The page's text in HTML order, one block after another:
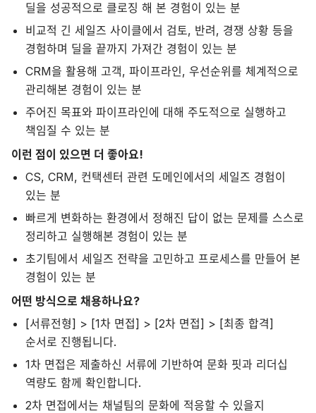
딜을 성공적으로 클로징 해 본 경험이 있는 분
비교적 긴 세일즈 사이클에서 검토, 반려, 경쟁 상황 등을
경험하며 딜을 끝까지 가져간 경험이 있는 분
CRM을 활용해 고객, 파이프라인, 우선순위를 체계적으로
관리해본 경험이 있는 분
주어진 목표와 파이프라인에 대해 주도적으로 실행하고
책임질 수 있는 분
이런 점이 있으면 더 좋아요!
CS, CRM, 컨택센터 관련 도메인에서의 세일즈 경험이
있는 분
빠르게 변화하는 환경에서 정해진 답이 없는 문제를 스스로
정리하고 실행해본 경험이 있는 분
초기팀에서 세일즈 전략을 고민하고 프로세스를 만들어 본
경험이 있는 분
어떤 방식으로 채용하나요?
[서류전형] > [1차 면접] > [2차 면접] > [최종 합격]
순서로 진행됩니다.
1차 면접은 제출하신 서류에 기반하여 문화 핏과 리더십
역량도 함께 확인합니다.
2차 면접에서는 채널팀의 문화에 적응할 수 있을지